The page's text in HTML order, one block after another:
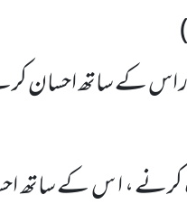
)
ور اس کے ساتھ احسان
کرنے ، ا س کے ساتھ